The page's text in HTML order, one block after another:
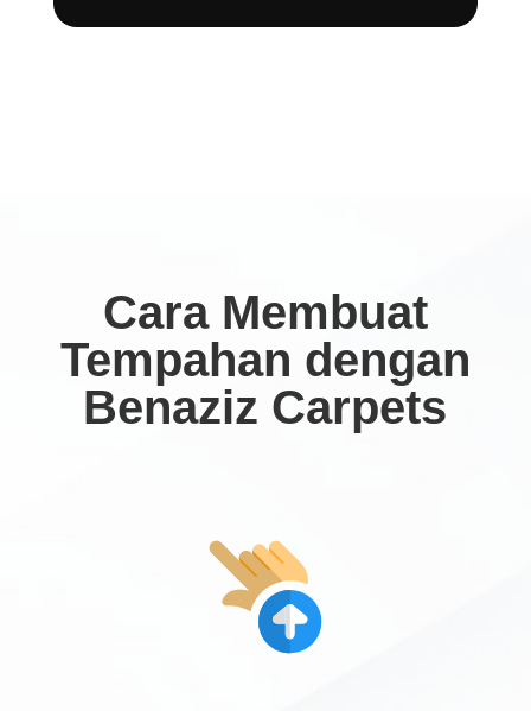
Cara Membuat
Tempahan dengan
Benaziz Carpets